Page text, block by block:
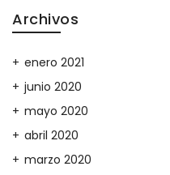
Archivos
enero 2021
junio 2020
mayo 2020
abril 2020
marzo 2020